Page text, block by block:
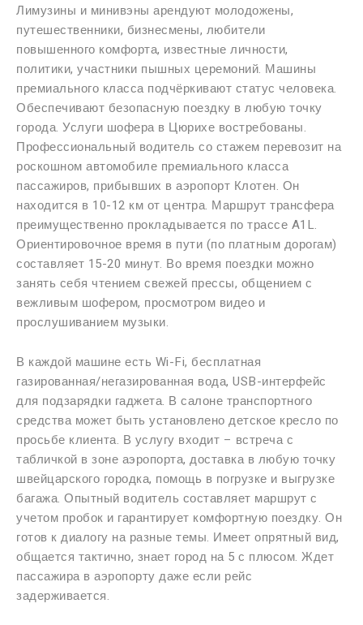
Лимузины и минивэны арендуют молодожены,
путешественники, бизнесмены, любители
повышенного комфорта, известные личности,
политики, участники пышных церемоний. Машины
премиального класса подчёркивают статус человека.
Обеспечивают безопасную поездку в любую точку
города. Услуги шофера в Цюрихе востребованы.
Профессиональный водитель со стажем перевозит на
роскошном автомобиле премиального класса
пассажиров, прибывших в аэропорт Клотен. Он
находится в 10-12 км от центра. Маршрут трансфера
преимущественно прокладывается по трассе A1L.
Ориентировочное время в пути (по платным дорогам)
составляет 15-20 минут. Во время поездки можно
занять себя чтением свежей прессы, общением с
вежливым шофером, просмотром видео и
прослушиванием музыки.
В каждой машине есть Wi-Fi, бесплатная
газированная/негазированная вода, USB-интерфейс
для подзарядки гаджета. В салоне транспортного
средства может быть установлено детское кресло по
просьбе клиента. В услугу входит – встреча с
табличкой в зоне аэропорта, доставка в любую точку
швейцарского городка, помощь в погрузке и выгрузке
багажа. Опытный водитель составляет маршрут с
учетом пробок и гарантирует комфортную поездку. Он
готов к диалогу на разные темы. Имеет опрятный вид,
общается тактично, знает город на 5 с плюсом. Ждет
пассажира в аэропорту даже если рейс
задерживается.